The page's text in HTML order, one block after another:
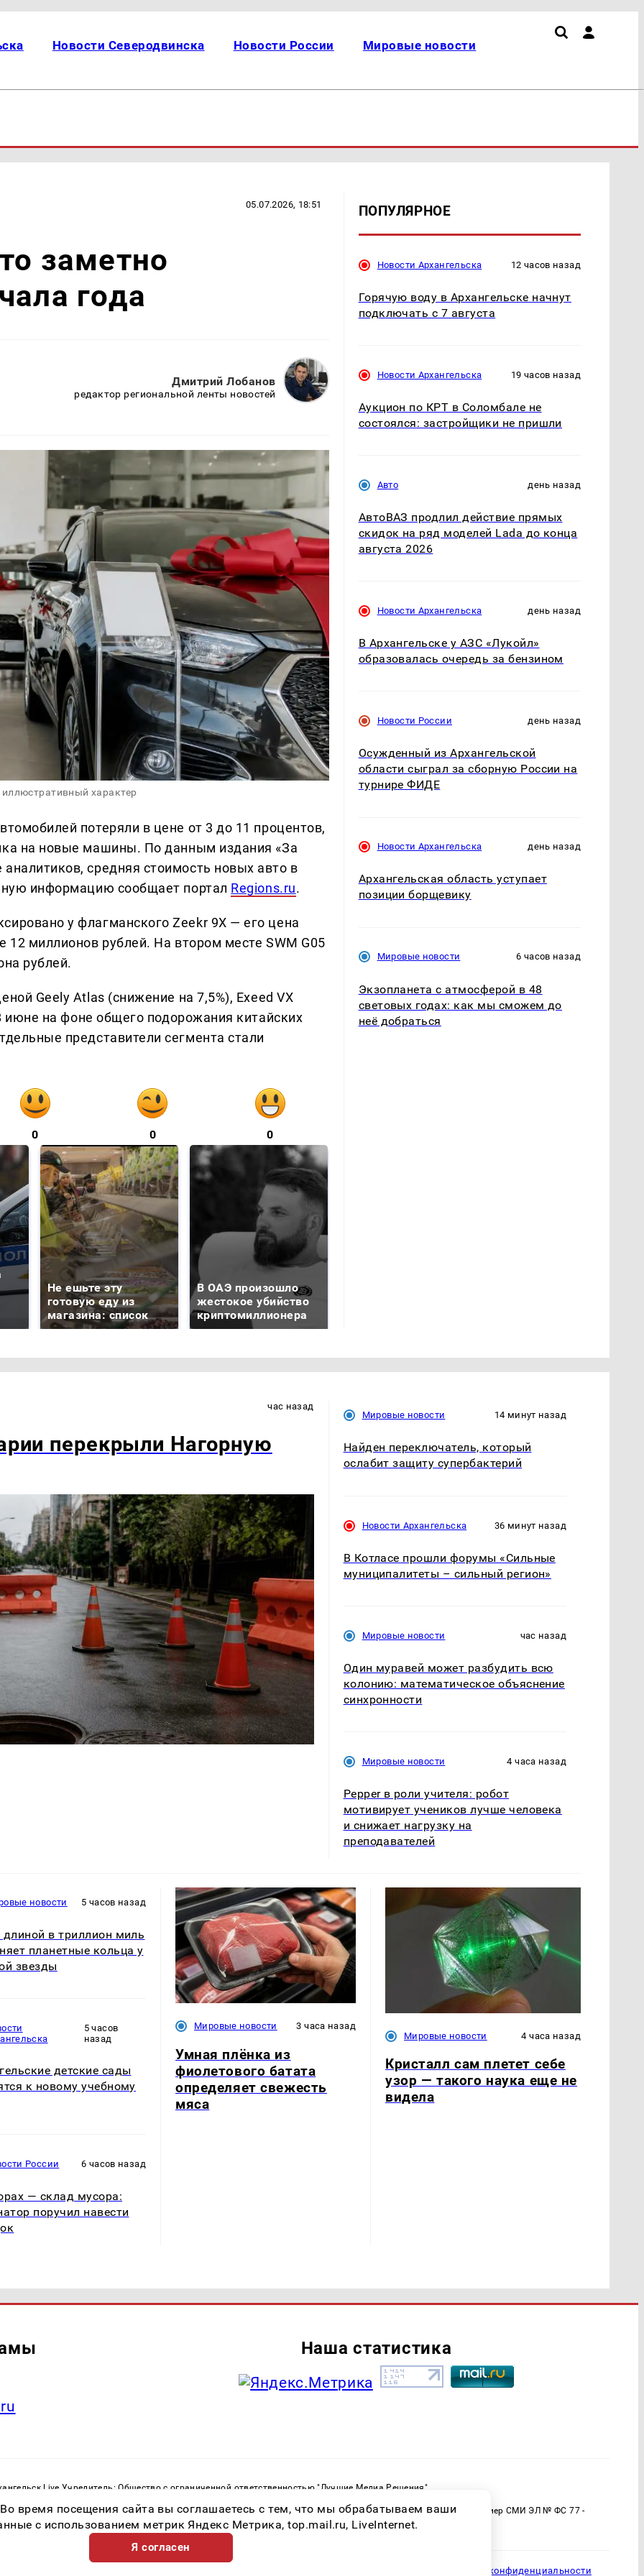
Новости Северодвинска Новости России Мировые новости
05.07.2026, 18:51
заметно
года
Дмитрий Лобанов
редактор региональной ленты новостей
характер
потеряли в цене от 3 до 11 процентов,
на новые машины. По данным издания «За
средняя стоимость новых авто в
информацию сообщает портал Regions.ru.
у флагманского Zeekr 9X — его цена
12 миллионов рублей. На втором месте SWM G05
рублей.
Geely Atlas (снижение на 7,5%), Exeed VX
июне на фоне общего подорожания китайских
представители сегмента стали
0 0 0
Не ешьте эту
готовую еду из
магазина: список
В ОАЭ произошло
жестокое убийство
криптомиллионера
ПОПУЛЯРНОЕ
Новости Архангельска 12 часов назад
Горячую воду в Архангельске начнут
подключать с 7 августа
Новости Архангельска 19 часов назад
Аукцион по КРТ в Соломбале не
состоялся: застройщики не пришли
Авто день назад
АвтоВАЗ продлил действие прямых
скидок на ряд моделей Lada до конца
августа 2026
Новости Архангельска день назад
В Архангельске у АЗС «Лукойл»
образовалась очередь за бензином
Новости России день назад
Осужденный из Архангельской
области сыграл за сборную России на
турнире ФИДЕ
Новости Архангельска день назад
Архангельская область уступает
позиции борщевику
Мировые новости 6 часов назад
Экзопланета с атмосферой в 48
световых годах: как мы сможем до
неё добраться
час назад
перекрыли Нагорную
Мировые новости 14 минут назад
Найден переключатель, который
ослабит защиту супербактерий
Новости Архангельска 36 минут назад
В Котласе прошли форумы «Сильные
муниципалитеты – сильный регион»
Мировые новости час назад
Один муравей может разбудить всю
колонию: математическое объяснение
синхронности
Мировые новости 4 часа назад
Pepper в роли учителя: робот
мотивирует учеников лучше человека
и снижает нагрузку на
преподавателей
новости 5 часов назад
длиной в триллион миль
планетные кольца у
звезды
5 часов
назад
детские сады
к новому учебному
России 6 часов назад
— склад мусора:
поручил навести
Мировые новости 3 часа назад
Умная плёнка из
фиолетового батата
определяет свежесть
мяса
Мировые новости 4 часа назад
Кристалл сам плетет себе
узор — такого наука еще не
видела
Наша статистика
Live Учредитель: Общество с ограниченной ответственностью "Лучшие Медиа Решения"
в сфере связи, информационных технологий и массовых коммуникаций (Роскомнадзор) Регистрационный номер СМИ ЭЛ № ФС 77 -
82533 от 21.01.2022
Политика конфиденциальности
время посещения сайта вы соглашаетесь с тем, что мы обрабатываем ваши
с использованием метрик Яндекс Метрика, top.mail.ru, LiveInternet.
Я согласен